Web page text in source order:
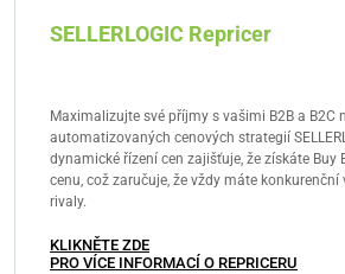
SELLERLOGIC Repricer
Maximalizujte své příjmy s vašimi B2B a B2C
automatizovaných cenových strategií
dynamické řízení cen zajišťuje, že získáte Buy
cenu, což zaručuje, že vždy máte
rivaly.
KLIKNĚTE ZDE
PRO VÍCE INFORMACÍ O REPRICERU